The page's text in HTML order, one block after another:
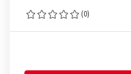
(0)